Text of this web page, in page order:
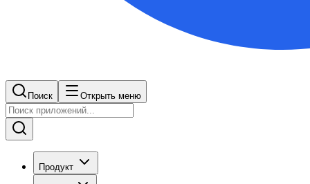
Поиск Открыть меню
Продукт